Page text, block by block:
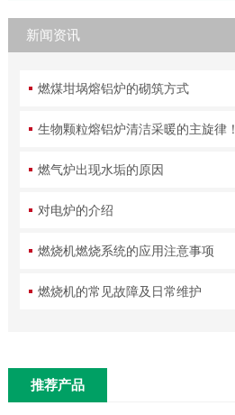
新闻资讯
燃煤坩埚熔铝炉的砌筑方式
生物颗粒熔铝炉清洁采暖的主旋律！
燃气炉出现水垢的原因
对电炉的介绍
燃烧机燃烧系统的应用注意事项
燃烧机的常见故障及日常维护
推荐产品